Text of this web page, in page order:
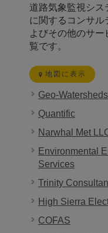
道路気象監視シス
に関するコンサル
よびその他のサ
覧です。
地図に表示
Geo-
Quantific
Narwhal Met
Environmental
Services
Trinity
High Sierra
COFAS